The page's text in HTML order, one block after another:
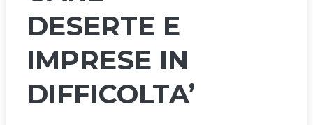
DESERTE E
IMPRESE IN
DIFFICOLTA’